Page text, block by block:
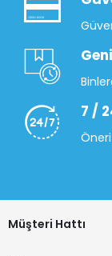
7 /
Müşteri Hattı